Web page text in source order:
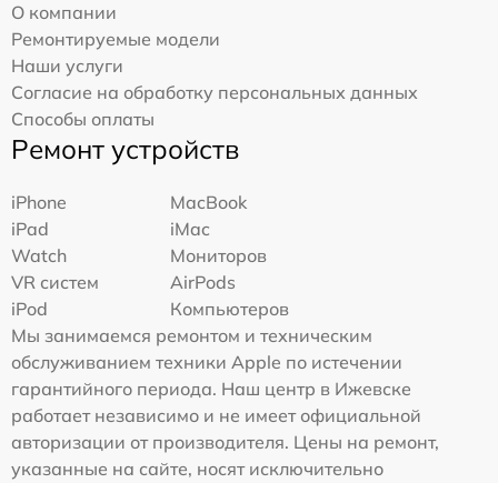
О компании
Ремонтируемые модели
Наши услуги
Согласие на обработку персональных данных
Способы оплаты
Ремонт устройств
iPhone
MacBook
iPad
iMac
Watch
Мониторов
VR систем
AirPods
iPod
Компьютеров
Мы занимаемся ремонтом и техническим
обслуживанием техники Apple по истечении
гарантийного периода. Наш центр в Ижевске
работает независимо и не имеет официальной
авторизации от производителя. Цены на ремонт,
указанные на сайте, носят исключительно